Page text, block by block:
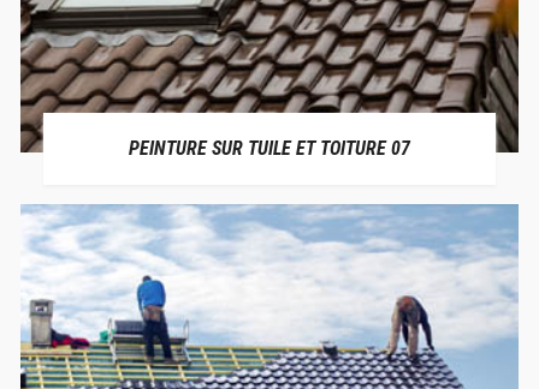
PEINTURE SUR TUILE ET TOITURE 07